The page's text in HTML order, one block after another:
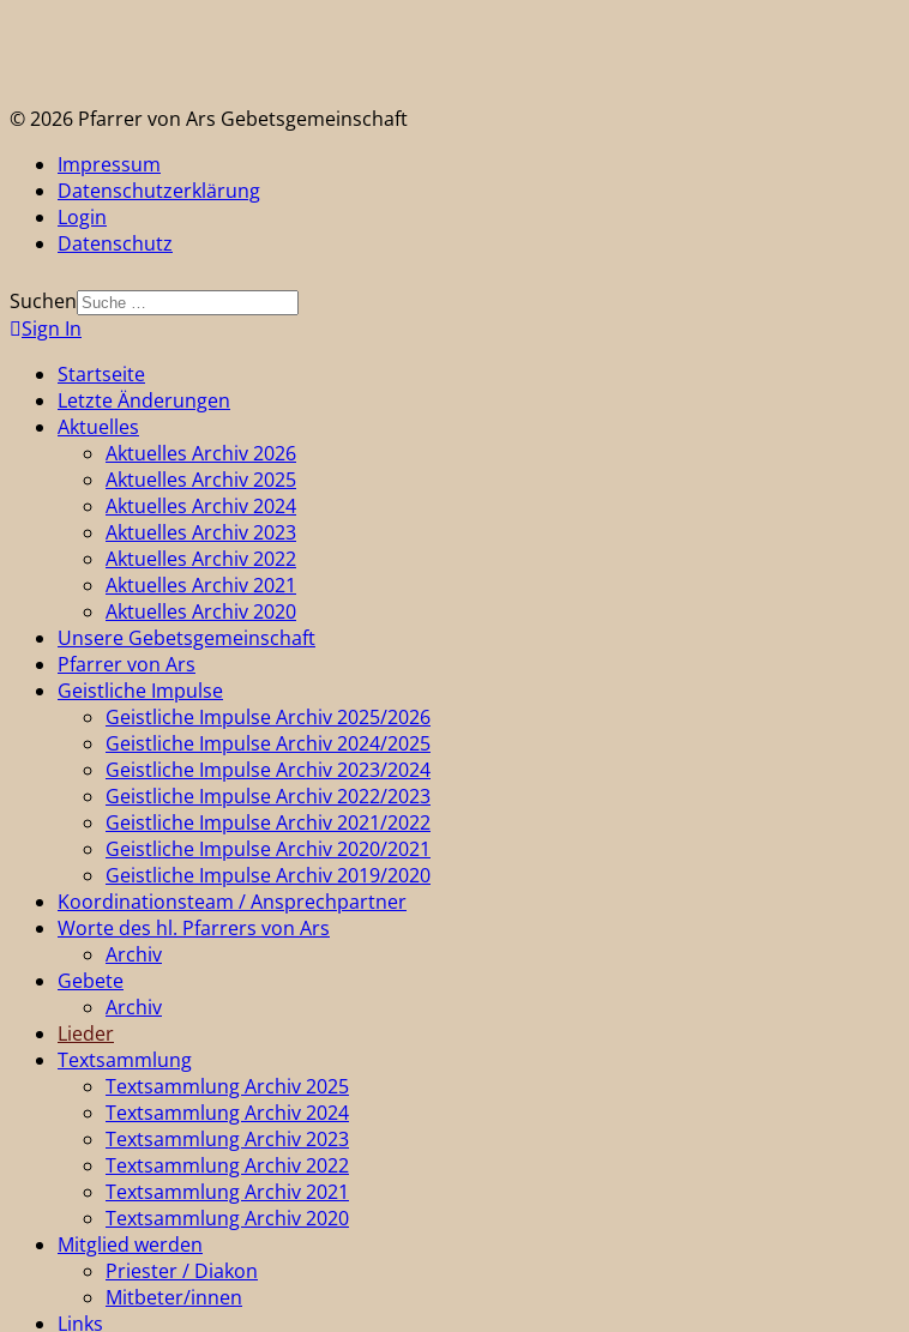
© 2026 Pfarrer von Ars Gebetsgemeinschaft
Impressum
Datenschutzerklärung
Login
Datenschutz
Suchen
Sign In
Startseite
Letzte Änderungen
Aktuelles
Aktuelles Archiv 2026
Aktuelles Archiv 2025
Aktuelles Archiv 2024
Aktuelles Archiv 2023
Aktuelles Archiv 2022
Aktuelles Archiv 2021
Aktuelles Archiv 2020
Unsere Gebetsgemeinschaft
Pfarrer von Ars
Geistliche Impulse
Geistliche Impulse Archiv 2025/2026
Geistliche Impulse Archiv 2024/2025
Geistliche Impulse Archiv 2023/2024
Geistliche Impulse Archiv 2022/2023
Geistliche Impulse Archiv 2021/2022
Geistliche Impulse Archiv 2020/2021
Geistliche Impulse Archiv 2019/2020
Koordinationsteam / Ansprechpartner
Worte des hl. Pfarrers von Ars
Archiv
Gebete
Archiv
Lieder
Textsammlung
Textsammlung Archiv 2025
Textsammlung Archiv 2024
Textsammlung Archiv 2023
Textsammlung Archiv 2022
Textsammlung Archiv 2021
Textsammlung Archiv 2020
Mitglied werden
Priester / Diakon
Mitbeter/innen
Links